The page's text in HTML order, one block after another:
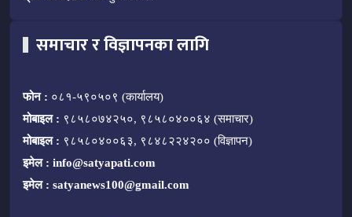
समाचार र विज्ञापनका लागि
फोन : ०८१-५९०५०९ (कार्यालय)
मोबाइल : ९८५८०७४२५०, ९८५८०४००६४ (समाचार)
मोबाइल : ९८५८०४००६३, ९८४८२२४२०० (विज्ञापन)
इमेल : info@satyapati.com
इमेल : satyanews100@gmail.com